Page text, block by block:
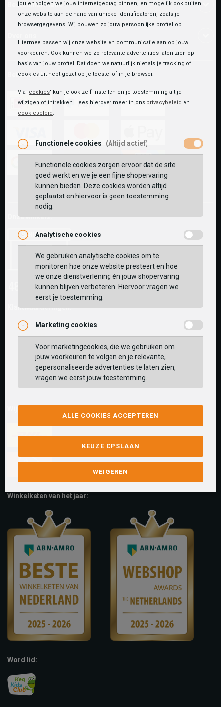
Bestelinformatie
Betaalmethoden
visa
fashion-
cheque
vvv-
giftcard
Onze winkels:
Klantwaarderingen:
Wij versturen met:
Winkelketen van het jaar:
Word lid:
jou en volgen we jouw internetgedrag binnen, en mogelijk ook buiten
onze website aan de hand van unieke identificatoren, zoals je
browsergegevens. Wij bouwen zo jouw persoonlijke profiel op.
Hiermee passen wij onze website en communicatie aan op jouw
voorkeuren. Ook kunnen we zo relevante advertenties laten zien op
basis van jouw profiel. Dat doen we natuurlijk niet als je tracking of
cookies uit hebt gezet op je toestel of in je browser.
Via 'cookies' kun je ook zelf instellen en je toestemming altijd
wijzigen of intrekken. Lees hierover meer in ons privacybeleid en
cookiebeleid .
Functionele cookies (Altijd actief)
Functionele cookies zorgen ervoor dat de site
goed werkt en we je een fijne shopervaring
kunnen bieden. Deze cookies worden altijd
geplaatst en hiervoor is geen toestemming
nodig.
Analytische cookies
We gebruiken analytische cookies om te
monitoren hoe onze website presteert en hoe
we onze dienstverlening én jouw shopervaring
kunnen blijven verbeteren. Hiervoor vragen we
eerst je toestemming.
Marketing cookies
Voor marketingcookies, die we gebruiken om
jouw voorkeuren te volgen en je relevante,
gepersonaliseerde advertenties te laten zien,
vragen we eerst jouw toestemming.
ALLE COOKIES ACCEPTEREN
KEUZE OPSLAAN
WEIGEREN